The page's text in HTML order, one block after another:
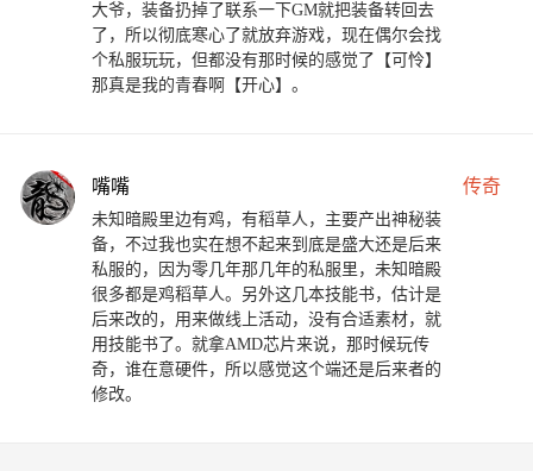
大爷，装备扔掉了联系一下GM就把装备转回去
了，所以彻底寒心了就放弃游戏，现在偶尔会找
个私服玩玩，但都没有那时候的感觉了【可怜】
那真是我的青春啊【开心】。
嘴嘴 传奇
未知暗殿里边有鸡，有稻草人，主要产出神秘装
备，不过我也实在想不起来到底是盛大还是后来
私服的，因为零几年那几年的私服里，未知暗殿
很多都是鸡稻草人。另外这几本技能书，估计是
后来改的，用来做线上活动，没有合适素材，就
用技能书了。就拿AMD芯片来说，那时候玩传
奇，谁在意硬件，所以感觉这个端还是后来者的
修改。